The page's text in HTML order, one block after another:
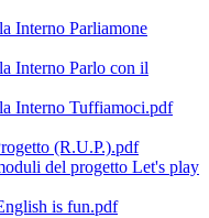
Interno Parliamone
Interno Parlo con il
Interno Tuffiamoci.pdf
(R.U.P.).pdf
del progetto Let's play
is fun.pdf